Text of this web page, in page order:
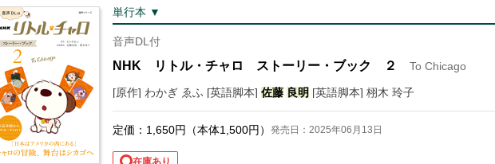
単行本 ▼
音声DL付
NHK リトル・チャロ ストーリー・ブック ２ To Chicago
[原作] わかぎ ゑふ [英語脚本] 佐藤 良明 [英語脚本] 栩木 玲子
定価： 1,650円（本体1,500円） 発売日：2025年06月13日
在庫あり